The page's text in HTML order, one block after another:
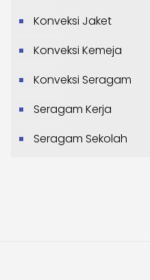
Konveksi Jaket
Konveksi Kemeja
Konveksi Seragam
Seragam Kerja
Seragam Sekolah